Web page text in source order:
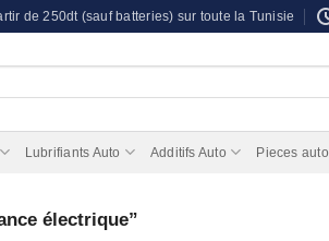
de 250dt (sauf batteries) sur toute la Tunisie
Lubrifiants Auto Additifs Auto Pieces auto
électrique”